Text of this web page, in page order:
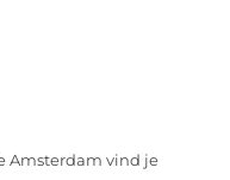
Amsterdam vind je